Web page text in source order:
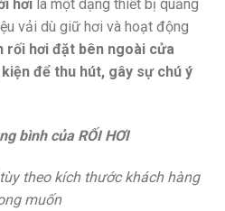
hơi là một dạng thiết bị quảng
vải dù giữ hơi và hoạt động
rối hơi đặt bên ngoài cửa
để thu hút, gây sự chú ý
bình của RỐI HƠI
theo kích thước khách hàng
muốn